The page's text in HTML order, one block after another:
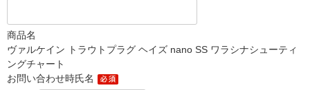
商品名
ヴァルケイン トラウトプラグ ヘイズ nano SS ワラシナシューティ
ングチャート
お問い合わせ時氏名